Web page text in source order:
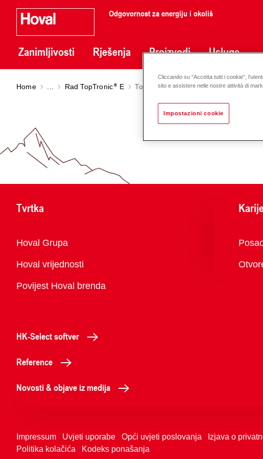
Odgovornost za energiju i okoliš
Zanimljivosti Rješenja Proizvodi Usluge
Home Rad TopTronic E TopTronic E sobni upravljački moduli
Tvrtka
Pregled
Hoval Grupa
Hoval vrijednosti
Povijest Hoval brenda
HK-Select softver
Reference
Novosti & objave iz medija
Impressum Uvjeti uporabe Opći uvjeti poslovanja
Izjava o
Politika kolačića
Kodeks ponašanja
Cliccando su “Accetta tutti i cookie”,
sito e assistere nelle nostre attività di
Impostazioni cookie